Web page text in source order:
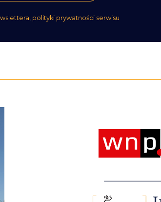
polityki prywatności serwisu